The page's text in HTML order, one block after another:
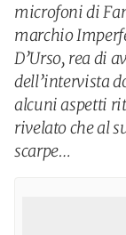
microfoni di
marchio
D’Urso, rea di
dell’intervista
alcuni aspetti
rivelato che al
scarpe…